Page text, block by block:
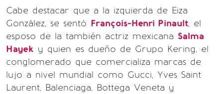
Cabe destacar que a la izquierda de Eiza
González, se sentó François-Henri Pinault, el
esposo de la también actriz mexicana Salma
Hayek y quien es dueño de Grupo Kering, el
conglomerado que comercializa marcas de
lujo a nivel mundial como Gucci, Yves Saint
Laurent, Balenciaga, Bottega Veneta y